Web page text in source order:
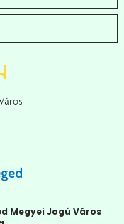
Megyei Jogú Város